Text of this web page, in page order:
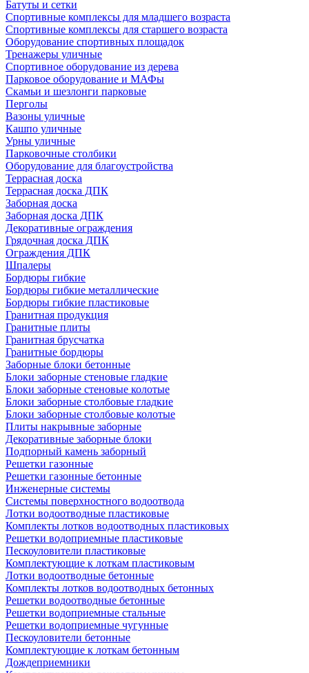
Батуты и сетки
Спортивные комплексы для младшего возраста
Спортивные комплексы для старшего возраста
Оборудование спортивных площадок
Тренажеры уличные
Спортивное оборудование из дерева
Парковое оборудование и МАФы
Скамьи и шезлонги парковые
Перголы
Вазоны уличные
Кашпо уличные
Урны уличные
Парковочные столбики
Оборудование для благоустройства
Террасная доска
Террасная доска ДПК
Заборная доска
Заборная доска ДПК
Декоративные ограждения
Грядочная доска ДПК
Ограждения ДПК
Шпалеры
Бордюры гибкие
Бордюры гибкие металлические
Бордюры гибкие пластиковые
Гранитная продукция
Гранитные плиты
Гранитная брусчатка
Гранитные бордюры
Заборные блоки бетонные
Блоки заборные стеновые гладкие
Блоки заборные стеновые колотые
Блоки заборные столбовые гладкие
Блоки заборные столбовые колотые
Плиты накрывные заборные
Декоративные заборные блоки
Подпорный камень заборный
Решетки газонные
Решетки газонные бетонные
Инженерные системы
Системы поверхностного водоотвода
Лотки водоотводные пластиковые
Комплекты лотков водоотводных пластиковых
Решетки водоприемные пластиковые
Пескоуловители пластиковые
Комплектующие к лоткам пластиковым
Лотки водоотводные бетонные
Комплекты лотков водоотводных бетонных
Решетки водоотводные бетонные
Решетки водоприемные стальные
Решетки водоприемные чугунные
Пескоуловители бетонные
Комплектующие к лоткам бетонным
Дождеприемники